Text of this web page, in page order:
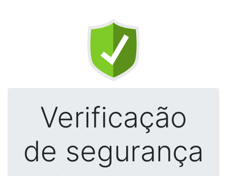
Verificação
de segurança